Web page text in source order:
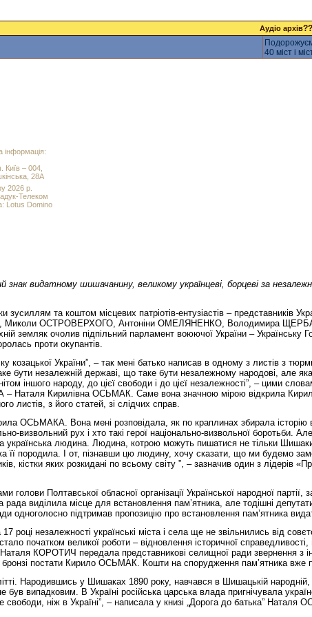
Аудіо архів
40 міст і
інформація:
Київ – 004,
28А
2026 р.
Телеком
Lotus Domino
видатному шишачанину, великому українцеві, борцеві за
та коштом місцевих патріотів-ентузіастів – представників
Миколи ОСТРОВЕРХОГО, Антоніни ОМЕЛЯНЕНКО, Володимира
земляк очолив підпільний парламент воюючої України – Українську
проти окупантів.
України”, – так мені батько написав в одному з листів з
бути незалежній державі, що таке бути незалежному народові, але
іншого народу, до цієї свободи і до цієї незалежності”, – цими
– Наталя Кирилівна ОСЬМАК. Саме вона значною мірою відкрила
листів, з його статей, зі слідчих справ.
ОСЬМАКА. Вона мені розповідала, як по краплинах збирала історію
визвольний рух і хто такі герої національно-визвольної боротьби.
українська людина. Людина, котрою можуть пишатися не тільки
породила. І от, пізнавши цю людину, хочу сказати, що ми будемо
кістки яких розкидані по всьому світу ”, – зазначив один з лідерів
Полтавської обласної організації Української народної партії,
виділила місце для встановлення пам’ятника, але тодішні
одноголосно підтримав пропозицію про встановлення пам’ятника
незалежності українські міста і села ще не звільнились від
початком великої роботи – відновлення історичної справедливості,
Наталя КОРОТИЧ передала представникові селищної ради звернення з
постати Кирило ОСЬМАК. Кошти на спорудження пам’ятника вже
Народившись у Шишаках 1890 року, навчався в Шишацькій народній,
випадковим. В Україні російська царська влада пригнічувала
ніж в Україні”, – написала у книзі „Дорога до батька” Наталя